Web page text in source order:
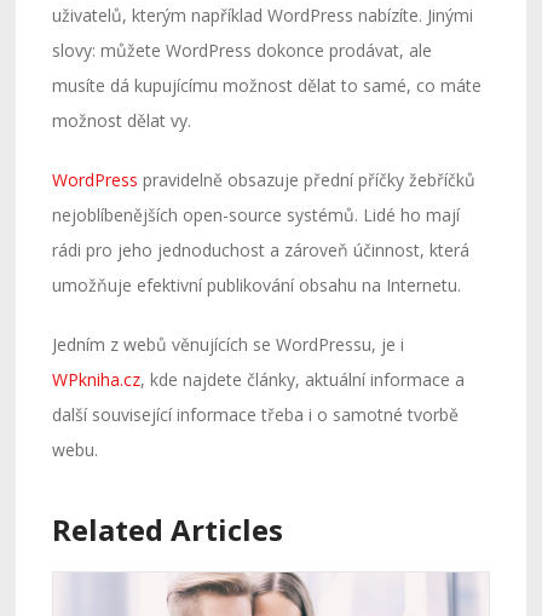
uživatelů, kterým například WordPress nabízíte. Jinými
slovy: můžete WordPress dokonce prodávat, ale
musíte dá kupujícímu možnost dělat to samé, co máte
možnost dělat vy.
WordPress pravidelně obsazuje přední příčky žebříčků
nejoblíbenějších open-source systémů. Lidé ho mají
rádi pro jeho jednoduchost a zároveň účinnost, která
umožňuje efektivní publikování obsahu na Internetu.
Jedním z webů věnujících se WordPressu, je i
WPkniha.cz, kde najdete články, aktuální informace a
další související informace třeba i o samotné tvorbě
webu.
Related Articles